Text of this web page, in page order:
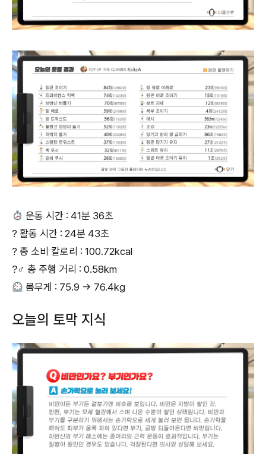
운동 시간 : 41분 36초
? 활동 시간 : 24분 43초
? 총 소비 칼로리 : 100.72kcal
?‍♂‍ 총 주행 거리 : 0.58km
몸무게 : 75.9 → 76.4kg
오늘의 토막 지식